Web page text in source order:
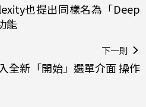
也提出同樣名為「Deep
能
下一則
全新「開始」選單介面 操作